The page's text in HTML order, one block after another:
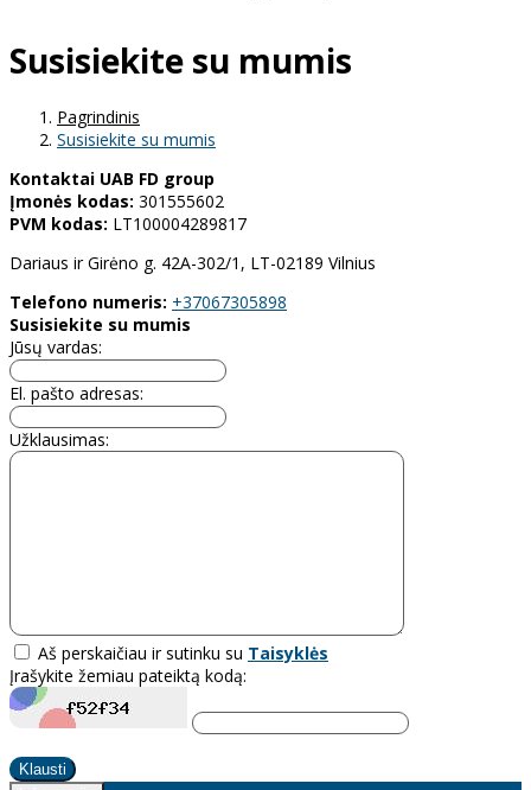
Susisiekite su mumis
Pagrindinis
Susisiekite su mumis
Kontaktai UAB FD group
Įmonės kodas: 301555602
PVM kodas: LT100004289817
Dariaus ir Girėno g. 42A-302/1, LT-02189 Vilnius
Telefono numeris: +37067305898
Susisiekite su mumis
Jūsų vardas:
El. pašto adresas:
Užklausimas:
Aš perskaičiau ir sutinku su Taisyklės
Įrašykite žemiau pateiktą kodą:
Klausti